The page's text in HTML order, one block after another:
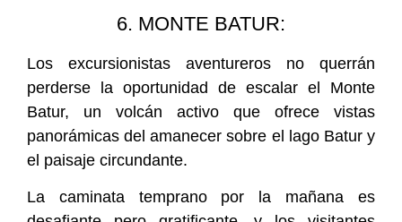
6. MONTE BATUR:
Los excursionistas aventureros no querrán
perderse la oportunidad de escalar el Monte
Batur, un volcán activo que ofrece vistas
panorámicas del amanecer sobre el lago Batur y
el paisaje circundante.
La caminata temprano por la mañana es